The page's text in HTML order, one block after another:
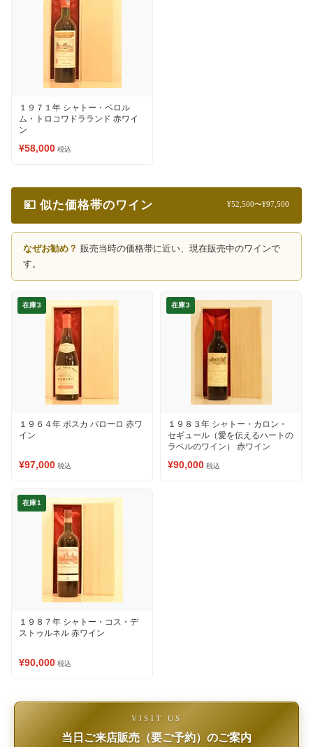
１９７１年 シャトー・ベロル
ム・トロコワドラランド 赤ワイ
ン
¥58,000 税込
💴 似た価格帯のワイン ¥52,500〜¥97,500
なぜお勧め？ 販売当時の価格帯に近い、現在販売中のワインで
す。
在庫3
１９６４年 ボスカ バローロ 赤ワ
イン
¥97,000 税込
在庫3
１９８３年 シャトー・カロン・
セギュール（愛を伝えるハートの
ラベルのワイン） 赤ワイン
¥90,000 税込
在庫1
１９８７年 シャトー・コス・デ
ストゥルネル 赤ワイン
¥90,000 税込
VISIT US
当日ご来店販売（要ご予約）のご案内